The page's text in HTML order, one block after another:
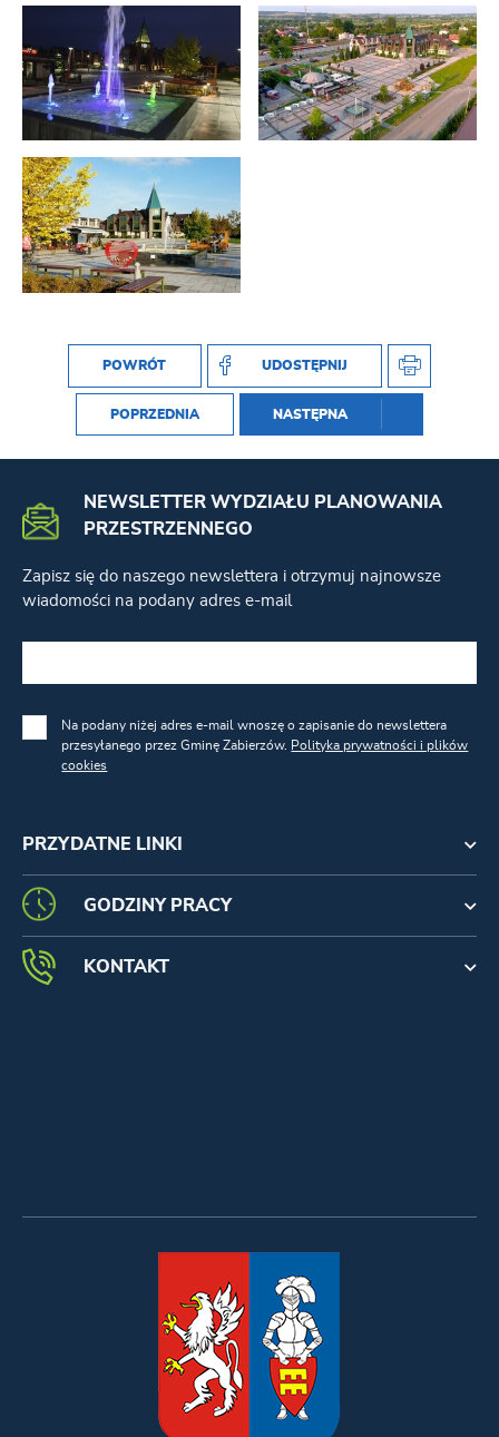
POWRÓT UDOSTĘPNIJ
POPRZEDNIA NASTĘPNA
PRZYDATNE LINKI
NEWSLETTER WYDZIAŁU PLANOWANIA
PRZESTRZENNEGO
Zapisz się do naszego newslettera i otrzymuj najnowsze
wiadomości na podany adres e-mail
Na podany niżej adres e-mail wnoszę o zapisanie do newslettera
przesyłanego przez Gminę Zabierzów. Polityka prywatności i plików
cookies
GODZINY PRACY
KONTAKT